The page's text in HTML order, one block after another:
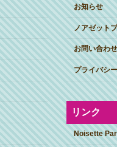
お知らせ
ノアゼット
お問い合わせ
プライバシ
リンク
Noisette